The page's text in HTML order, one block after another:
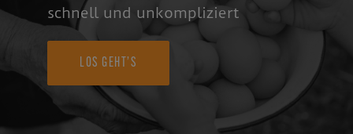
schnell und unkompliziert
LOS GEHT’S